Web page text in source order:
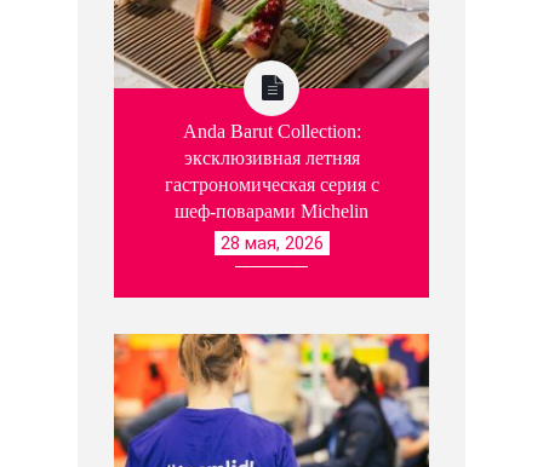
Anda Barut Collection:
эксклюзивная летняя
гастрономическая серия с
шеф-поварами Michelin
28 мая, 2026